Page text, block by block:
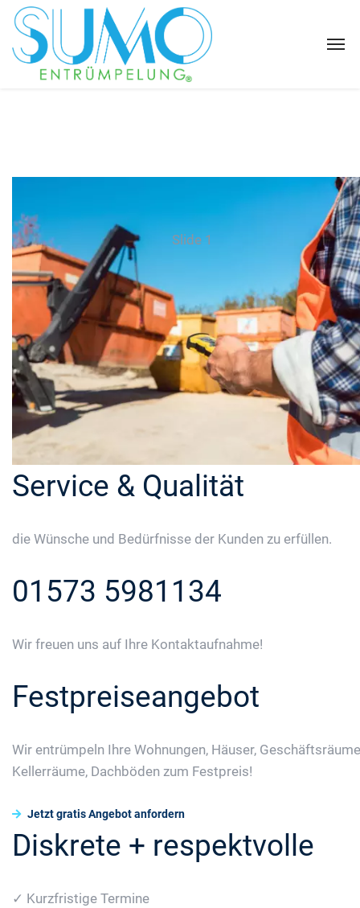
Slide 1
Service & Qualität
die Wünsche und Bedürfnisse der Kunden zu erfüllen.
01573 5981134
Wir freuen uns auf Ihre Kontaktaufnahme!
Festpreiseangebot
Wir entrümpeln Ihre Wohnungen, Häuser,
Kellerräume, Dachböden zum Festpreis!
Jetzt gratis Angebot anfordern
Diskrete + respektvolle
✓ Kurzfristige Termine